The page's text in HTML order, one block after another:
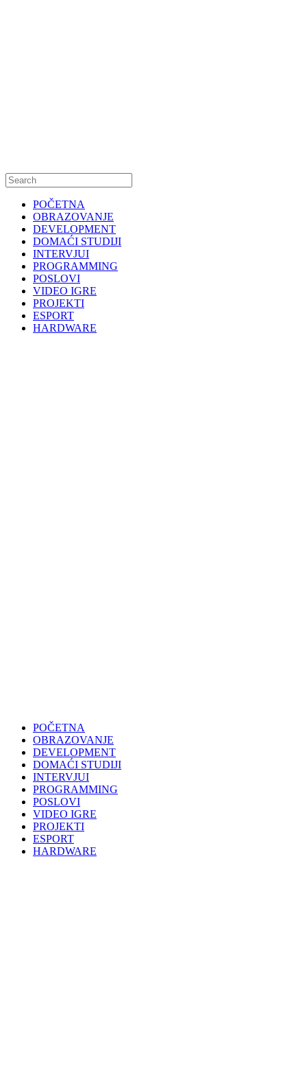
POČETNA
OBRAZOVANJE
DEVELOPMENT
DOMAĆI STUDIJI
INTERVJUI
PROGRAMMING
POSLOVI
VIDEO IGRE
PROJEKTI
ESPORT
HARDWARE
POČETNA
OBRAZOVANJE
DEVELOPMENT
DOMAĆI STUDIJI
INTERVJUI
PROGRAMMING
POSLOVI
VIDEO IGRE
PROJEKTI
ESPORT
HARDWARE